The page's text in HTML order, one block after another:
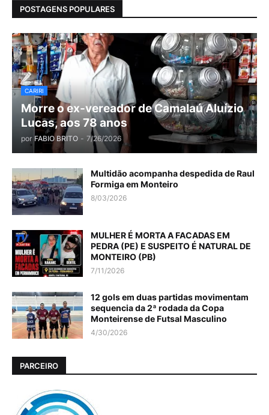
POSTAGENS POPULARES
CARIRI
Morre o ex-vereador de Camalaú Aluízio
Lucas, aos 78 anos
por FABIO BRITO - 7/26/2026
Multidão acompanha despedida de Raul
Formiga em Monteiro
8/03/2026
MULHER É MORTA A FACADAS EM
PEDRA (PE) E SUSPEITO É NATURAL DE
MONTEIRO (PB)
7/11/2026
12 gols em duas partidas movimentam
sequencia da 2ª rodada da Copa
Monteirense de Futsal Masculino
4/30/2026
PARCEIRO